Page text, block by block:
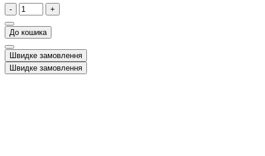
- +
До кошика
Швидке замовлення
Швидке замовлення